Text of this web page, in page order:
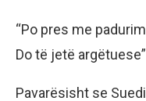
“Po pres me
Do të jetë
Pavarësisht se